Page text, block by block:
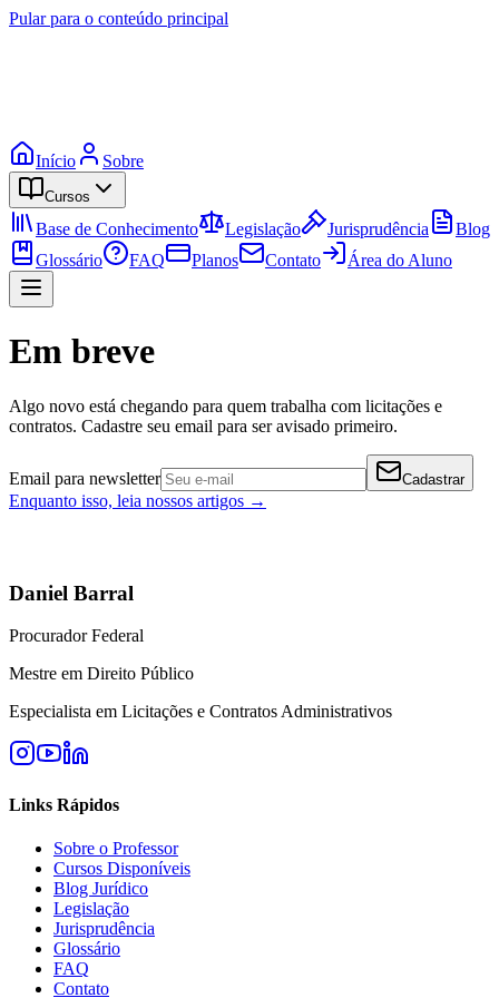
Pular para o conteúdo principal
Início Sobre
Cursos
Base de Conhecimento Legislação Jurisprudência
Blog
Glossário
FAQ Planos Contato Área do Aluno
Em breve
Algo novo está chegando para quem trabalha com licitações e
contratos. Cadastre seu email para ser avisado primeiro.
Email para newsletter Cadastrar
Enquanto isso, leia nossos artigos →
Daniel Barral
Procurador Federal
Mestre em Direito Público
Especialista em Licitações e Contratos Administrativos
Links Rápidos
Sobre o Professor
Cursos Disponíveis
Blog Jurídico
Legislação
Jurisprudência
Glossário
FAQ
Contato